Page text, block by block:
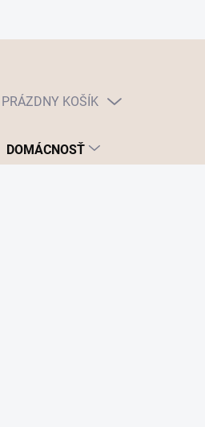
NÁKUPNÝ
PRÁZDNY KOŠÍK
DOMÁCNOSŤ